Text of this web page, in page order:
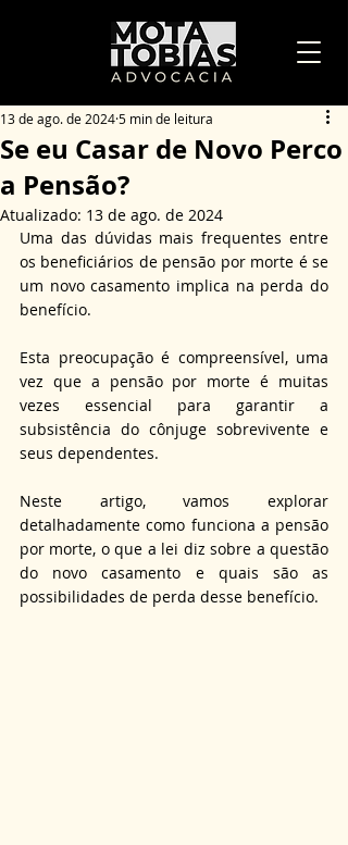
Se eu Casar de Novo Perco
a Pensão?
13 de ago. de 20245 min de leitura
Atualizado: 13 de ago. de 2024
Uma das dúvidas mais frequentes entre
os beneficiários de pensão por morte é se
um novo casamento implica na perda do
benefício.
Esta preocupação é compreensível, uma
vez que a pensão por morte é muitas
vezes essencial para garantir a
subsistência do cônjuge sobrevivente e
seus dependentes.
Neste artigo, vamos explorar
detalhadamente como funciona a pensão
por morte, o que a lei diz sobre a questão
do novo casamento e quais são as
possibilidades de perda desse benefício.